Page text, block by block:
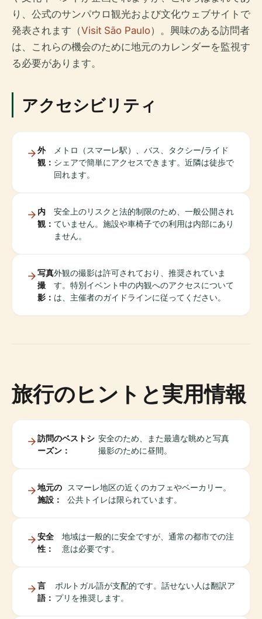
り、公式のサンパウロ観光および文化ウェブサイトで
発表されます（Visit São Paulo）。興味のある訪問者
は、これらの機会のために地元のカレンダーを監視す
る必要があります。
アクセシビリティ
外
観：
メトロ（スマーレ駅）、バス、タクシー/ライド
シェアで簡単にアクセスできます。近隣は徒歩で
回れます。
内
観：
安全上のリスクと法的制限のため、一般公開され
ていません。施設や車椅子での利用は内部にあり
ません。
写真
撮
影：
外観の撮影は許可されており、推奨されていま
す。特別イベント中の内観へのアクセスについて
は、主催者のガイドラインに従ってください。
旅行のヒントと実用情報
訪問のベストシ
ーズン：
安全のため、また最適な眺めと写真
撮影のために昼間。
地元の
施設：
スマーレ地区の近くのカフェやベーカリー。
公共トイレは限られています。
安全
性：
地域は一般的に安全ですが、通常の都市での注
意は必要です。
言
語：
ポルトガル語が支配的です。話せない人は翻訳ア
プリを推奨します。